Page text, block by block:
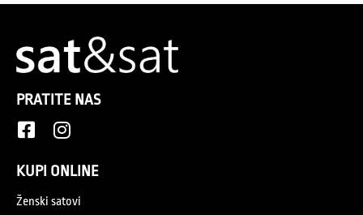
PRATITE NAS
KUPI ONLINE
Ženski satovi